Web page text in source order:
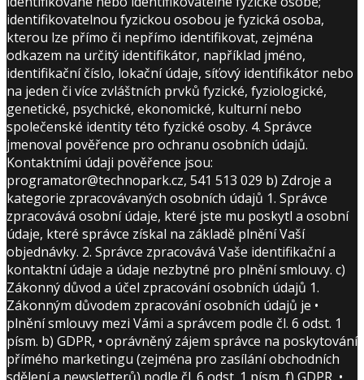
identifikovatelnou fyzickou osobou je fyzická osoba,
kterou lze přímo či nepřímo identifikovat, zejména
odkazem na určitý identifikátor, například jméno,
identifikační číslo, lokační údaje, síťový identifikátor nebo
na jeden či více zvláštních prvků fyzické, fyziologické,
genetické, psychické, ekonomické, kulturní nebo
společenské identity této fyzické osoby. 4. Správce
jmenoval pověřence pro ochranu osobních údajů.
Kontaktními údaji pověřence jsou:
programator@technopark.cz, 541 513 029 b) Zdroje a
kategorie zpracovávaných osobních údajů 1. Správce
zpracovává osobní údaje, které jste mu poskytl a osobní
údaje, které správce získal na základě plnění Vaší
objednávky. 2. Správce zpracovává Vaše identifikační a
kontaktní údaje a údaje nezbytné pro plnění smlouvy. c)
Zákonný důvod a účel zpracování osobních údajů 1.
Zákonným důvodem zpracování osobních údajů je •
plnění smlouvy mezi Vámi a správcem podle čl. 6 odst. 1
písm. b) GDPR, • oprávněný zájem správce na poskytování
přímého marketingu (zejména pro zasílání obchodních
sdělení a newsletterů) podle čl. 6 odst. 1 písm. f) GDPR, •